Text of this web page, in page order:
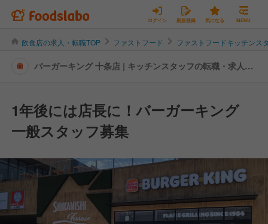
ログイン 新規登録 気になる MENU
飲食店の求人・転職TOP ファストフード ファストフードキッチンス
バーガーキング 十条店 | キッチンスタッフの転職・求人情
1年後には店長に！バーガーキング
一般スタッフ募集